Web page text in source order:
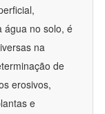
água no solo, é
na
de
erosivos,
e